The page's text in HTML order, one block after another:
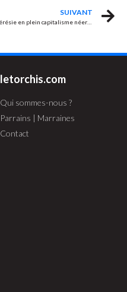
SUIVANT
Hérésie en plein capitalisme néerlandais
letorchis.com
Qui sommes-nous ?
Parrains | Marraines
Contact